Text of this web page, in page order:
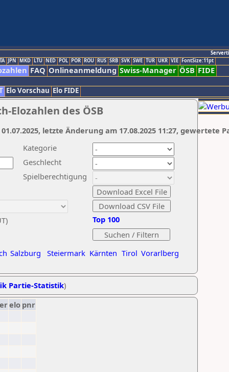
JPN MKD LTU NED POL POR ROU RUS SRB SVK SWE TUR UKR VIE FontSize:11pt
FAQ Onlineanmeldung Swiss-Manager ÖSB FIDE
Elo Vorschau Elo FIDE
Elozahlen des ÖSB
Kategorie
Geschlecht
Spielberechtigung
Salzburg Steiermark Kärnten Tirol Vorarlberg
Top 100
letzte Änderung am 17.08.2025 11:27, gewertete
Partie-Statistik)
elo pnr